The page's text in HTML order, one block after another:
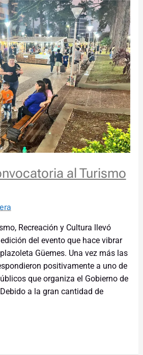
al Turismo
Recreación y Cultura llevó
del evento que hace vibrar
Güemes. Una vez más las
positivamente a uno de
que organiza el Gobierno de
a la gran cantidad de